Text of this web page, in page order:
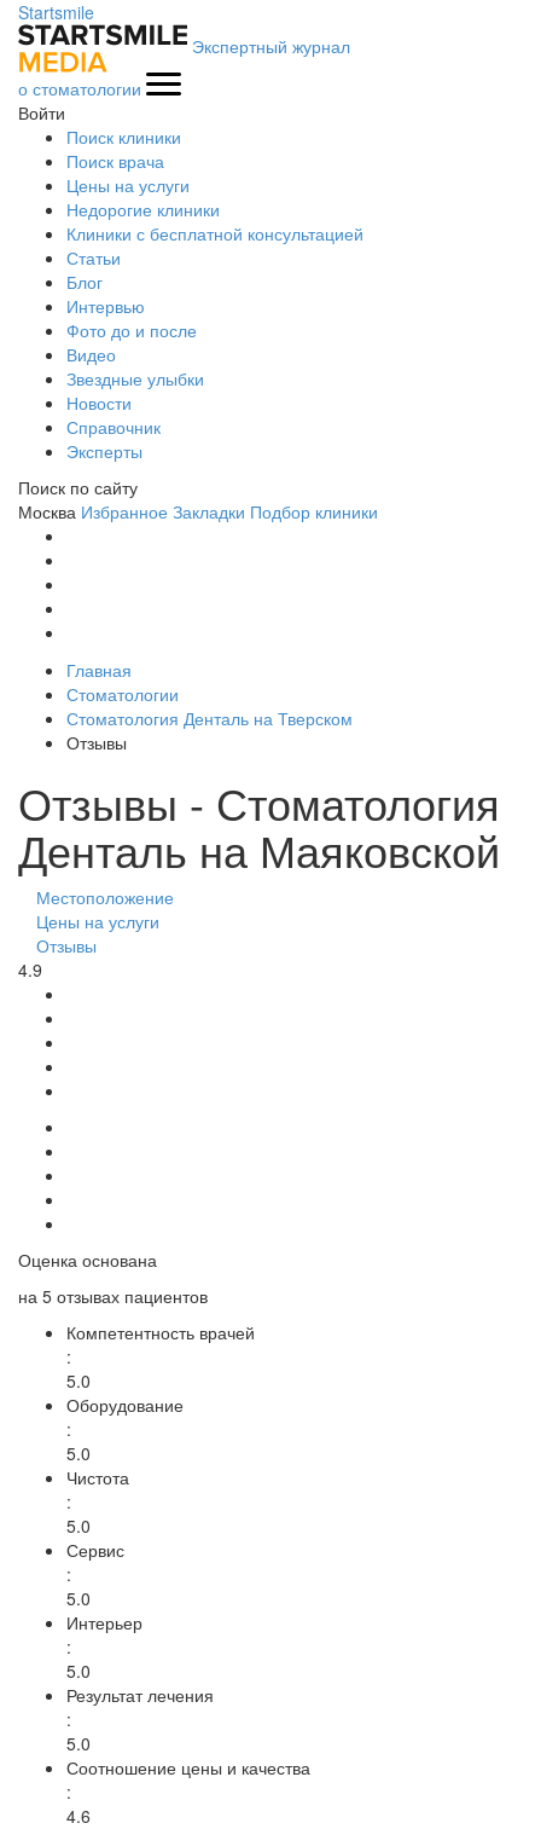
Startsmile
Экспертный журнал
о стоматологии
Войти
Поиск клиники
Поиск врача
Цены на услуги
Недорогие клиники
Клиники с бесплатной консультацией
Статьи
Блог
Интервью
Фото до и после
Видео
Звездные улыбки
Новости
Справочник
Эксперты
Поиск по сайту
Москва Избранное Закладки Подбор клиники
Главная
Стоматологии
Стоматология Денталь на Тверском
Отзывы
Отзывы - Стоматология
Денталь на Маяковской
Местоположение
Цены на услуги
Отзывы
4.9
Оценка основана
на 5 отзывах пациентов
Компетентность врачей
:
5.0
Оборудование
:
5.0
Чистота
:
5.0
Сервис
:
5.0
Интерьер
:
5.0
Результат лечения
:
5.0
Соотношение цены и качества
:
4.6